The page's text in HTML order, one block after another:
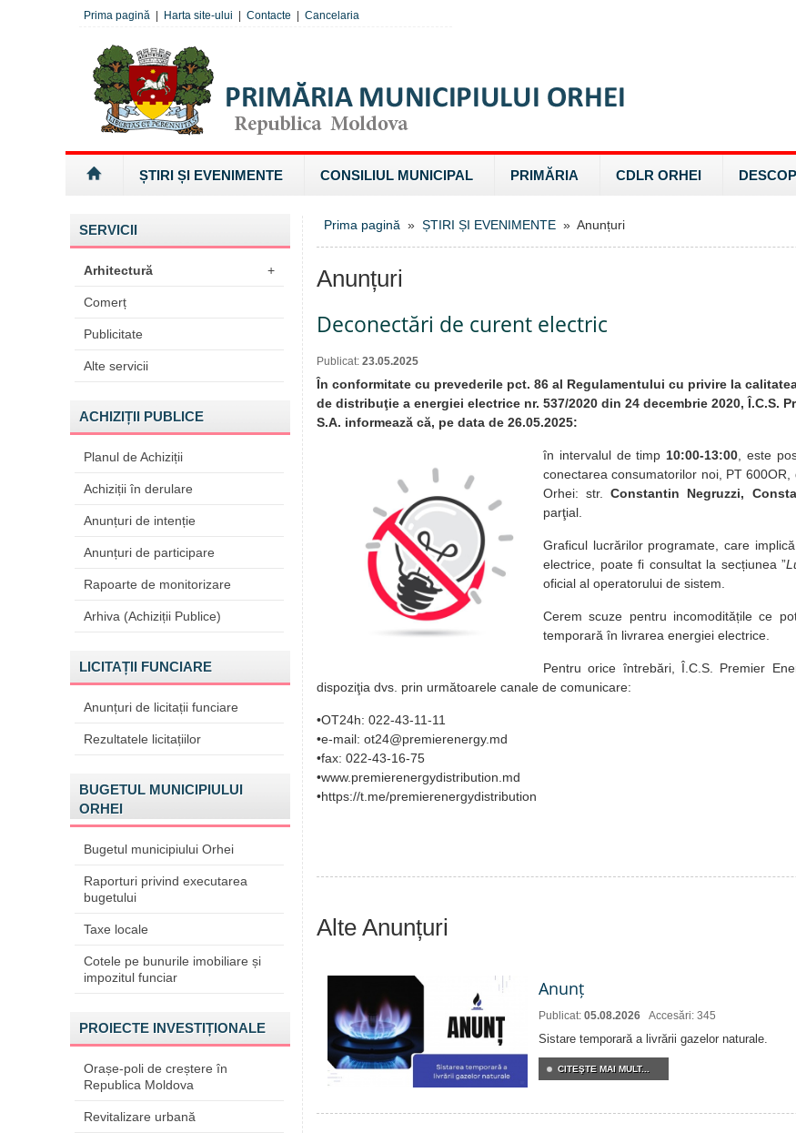
Prima pagină Harta site-ului Contacte Cancelaria
ȘTIRI ȘI EVENIMENTE CONSILIUL MUNICIPAL PRIMĂRIA CDLR ORHEI
SERVICII
Arhitectură +
Comerț
Publicitate
Alte servicii
ACHIZIȚII PUBLICE
Planul de Achiziții
Achiziții în derulare
Anunțuri de intenție
Anunțuri de participare
Rapoarte de monitorizare
Arhiva (Achiziții Publice)
LICITAȚII FUNCIARE
Anunțuri de licitații funciare
Rezultatele licitațiilor
BUGETUL MUNICIPIULUI
ORHEI
Bugetul municipiului Orhei
Raporturi privind executarea
bugetului
Taxe locale
Cotele pe bunurile imobiliare și
impozitul funciar
PROIECTE INVESTIȚIONALE
Orașe-poli de creștere în
Republica Moldova
Revitalizare urbană
Prima pagină » ȘTIRI ȘI EVENIMENTE » Anunțuri
Anunțuri
Deconectări de curent electric
Publicat: 23.05.2025
În conformitate cu prevederile pct. 86 al Regulamentului cu privire la
de distribuţie a energiei electrice nr. 537/2020 din 24 decembrie 2020, Î.C.S.
S.A. informează că, pe data de 26.05.2025:
în intervalul de timp 10:00-13:00 , este
conectarea consumatorilor noi, PT 600OR,
Orhei: str.Constantin Negruzzi,
parţial.
Graficul lucrărilor programate, care implic
electrice, poate fi consultat la secțiunea ”
oficial al operatorului de sistem.
Cerem scuze pentru incomoditățile ce
temporară în livrarea energiei electrice.
Pentru orice întrebări, Î.C.S. Premier
dispoziţia dvs. prin următoarele canale de comunicare:
•OT24h: 022-43-11-11
•e-mail: ot24@premierenergy.md
•fax: 022-43-16-75
•www.premierenergydistribution.md
•https://t.me/premierenergydistribution
Alte Anunțuri
Anunț
Publicat: 05.08.2026 Accesări: 345
Sistare temporară a livrării gazelor naturale.
CITEŞTE MAI MULT...